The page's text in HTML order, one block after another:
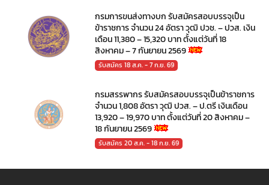
กรมการขนส่งทางบก รับสมัครสอบบรรจุเป็น
ข้าราชการ จำนวน 24 อัตรา วุฒิ ปวช. – ปวส. เงิน
เดือน 11,380 – 15,320 บาท ตั้งแต่วันที่ 18
สิงหาคม – 7 กันยายน 2569
รับสมัคร 18 ส.ค. - 7 ก.ย. 69
กรมสรรพากร รับสมัครสอบบรรจุเป็นข้าราชการ
จำนวน 1,808 อัตรา วุฒิ ปวส. – ป.ตรี เงินเดือน
13,920 – 19,970 บาท ตั้งแต่วันที่ 20 สิงหาคม –
18 กันยายน 2569
รับสมัคร 20 ส.ค. - 18 ก.ย. 69